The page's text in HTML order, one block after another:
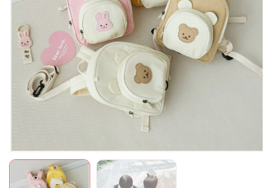
Mã giảm giá:
Ngày hết hạn:
Điều kiện: